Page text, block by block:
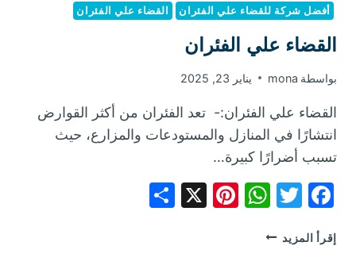
أفضل شركة للقضاء علي الفئران
القضاء علي الفئران
القضاء علي الفئران
بواسطة mona يناير 23, 2025
القضاء علي الفئران:- تعد الفئران من أكثر القوارض
انتشارًا في المنازل والمستودعات والمزارع، حيث
تسبب أضرارًا كبيرة…
Facebook
Twitter
WhatsApp
Pinterest
X
إقرأ المزيد القضاء